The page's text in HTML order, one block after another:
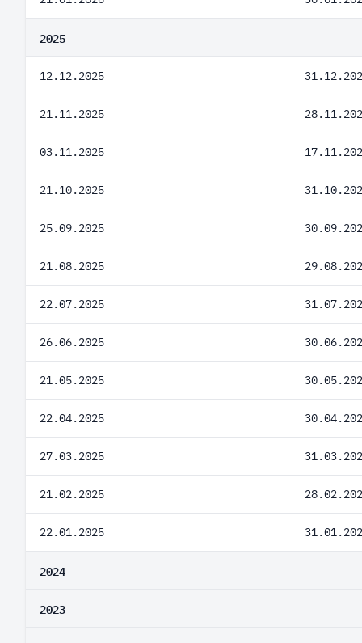
2025
12.12.2025
21.11.2025
03.11.2025
21.10.2025
25.09.2025
21.08.2025
22.07.2025
26.06.2025
21.05.2025
22.04.2025
27.03.2025
21.02.2025
22.01.2025
2024
2023